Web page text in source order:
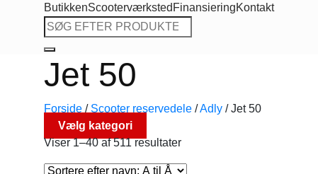
ButikkenScooterværksted FinansieringKontakt
Søg
efter:
Jet 50
Forside / Scooter reservedele /Adly /Jet 50
Vælg kategori
Viser 1–40 af 511 resultater